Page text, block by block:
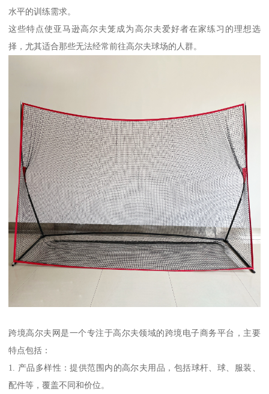
水平的训练需求。
这些特点使亚马逊高尔夫笼成为高尔夫爱好者在家练习的理想选
择，尤其适合那些无法经常前往高尔夫球场的人群。
跨境高尔夫网是一个专注于高尔夫领域的跨境电子商务平台，主要
特点包括：
1. 产品多样性：提供范围内的高尔夫用品，包括球杆、球、服装、
配件等，覆盖不同和价位。